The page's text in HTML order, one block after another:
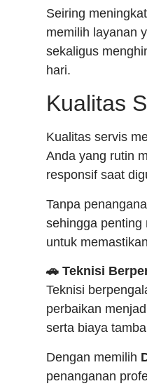
Seiring
memilih layanan
sekaligus
hari.
Kualitas
Kualitas servis
Anda yang rutin
responsif saat
Tanpa
sehingga penting
untuk
🚗 Teknisi
Teknisi
perbaikan
serta biaya
Dengan memilih
penanganan